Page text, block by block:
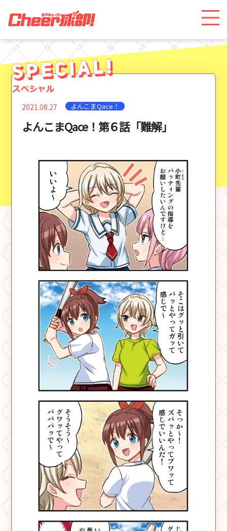
2021.08.27 よんこまQace！
よんこまQace！第６話「難解」